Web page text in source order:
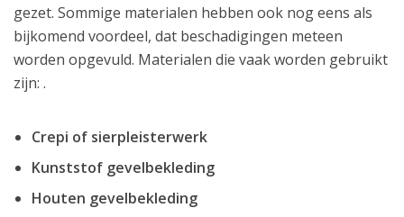
gezet. Sommige materialen hebben ook nog eens als
bijkomend voordeel, dat beschadigingen meteen
worden opgevuld. Materialen die vaak worden gebruikt
zijn: .
Crepi of sierpleisterwerk
Kunststof gevelbekleding
Houten gevelbekleding